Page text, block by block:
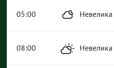
05:00 Невелика
08:00 Невелика